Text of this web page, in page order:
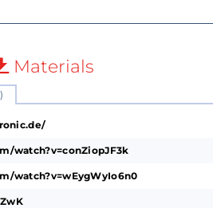
Materials
watch?v=conZiopJF3k
watch?v=wEygWyIo6n0